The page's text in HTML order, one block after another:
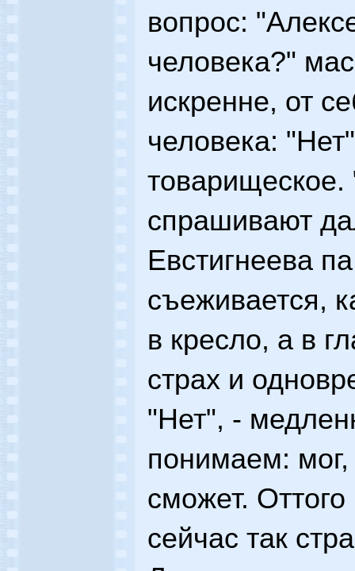
вопрос:
человека?"
искренне, от
человека:
спрашивают
Евстигнеева
съеживается,
в кресло, а в
страх и
"Нет", -
понимаем:
сможет.
сейчас так